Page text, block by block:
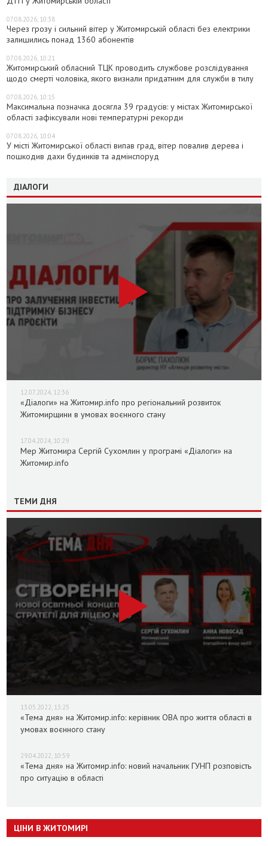
07.08.2026, 10:38
Через грозу і сильний вітер у Житомирській області без електрики
залишились понад 1360 абонентів
07.08.2026, 10:21
Житомирський обласний ТЦК проводить службове розслідування
щодо смерті чоловіка, якого визнали придатним для служби в тилу
07.08.2026, 10:15
Максимальна позначка досягла 39 градусів: у містах Житомирської
області зафіксували нові температурні рекорди
07.08.2026, 10:04
У місті Житомирської області випав град, вітер повалив дерева і
пошкодив дахи будинків та адмінспоруд
ДІАЛОГИ
12.07.2024, 12:36
«Діалоги» на Житомир.info про регіональний розвиток
Житомирщини в умовах воєнного стану
17.04.2024, 10:29
Мер Житомира Сергій Сухомлин у програмі «Діалоги» на
Житомир.info
ТЕМИ ДНЯ
13.05.2022, 13:25
«Тема дня» на Житомир.info: керівник ОВА про життя області в
умовах воєнного стану
29.04.2022, 10:59
«Тема дня» на Житомир.info: новий начальник ГУНП розповість
про ситуацію в області
ЦІНИ В ЖИТОМИРІ